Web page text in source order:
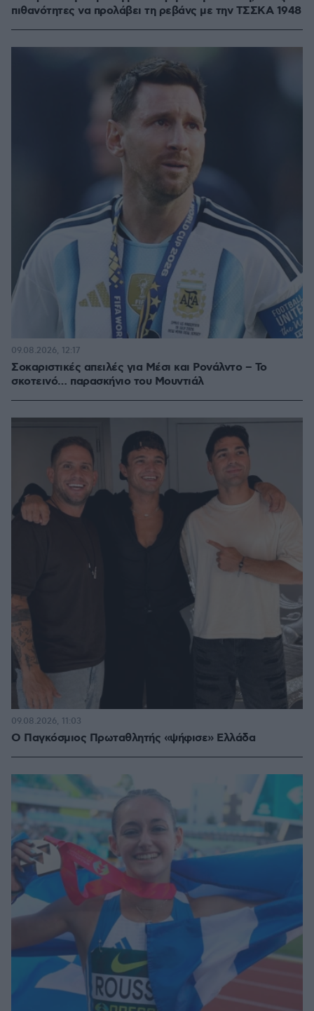
πιθανότητες να προλάβει τη ρεβάνς με την ΤΣΣΚΑ 1948
Σοκαριστικές απειλές για Μέσι και Ρονάλντο – Το
σκοτεινό… παρασκήνιο του Μουντιάλ
09.08.2026, 12:17
Ο Παγκόσμιος Πρωταθλητής «ψήφισε» Ελλάδα
09.08.2026, 11:03